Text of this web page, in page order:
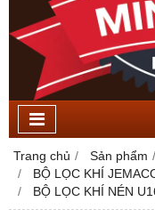
Trang chủ Sản phẩm
BỘ LỌC KHÍ
BỘ LỌC KHÍ NÉN